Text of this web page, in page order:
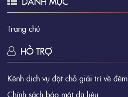
Trang chủ
HỖ TRỢ
Kênh dịch vụ đặt chỗ giải trí về đêm
Chính sách bảo mật dữ liệu